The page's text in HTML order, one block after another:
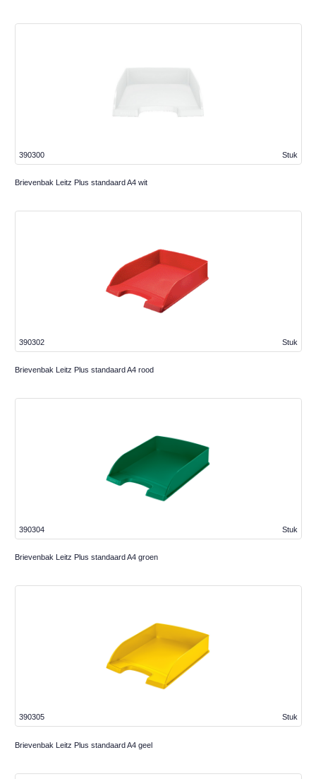
Stuk
390300
Brievenbak Leitz Plus standaard A4 wit
Stuk
390302
Brievenbak Leitz Plus standaard A4 rood
Stuk
390304
Brievenbak Leitz Plus standaard A4 groen
Stuk
390305
Brievenbak Leitz Plus standaard A4 geel